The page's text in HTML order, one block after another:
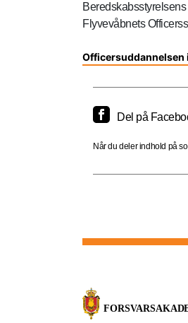
Flyvevåbnets
Officersuddannelsen
Del på
Når du deler indhold på